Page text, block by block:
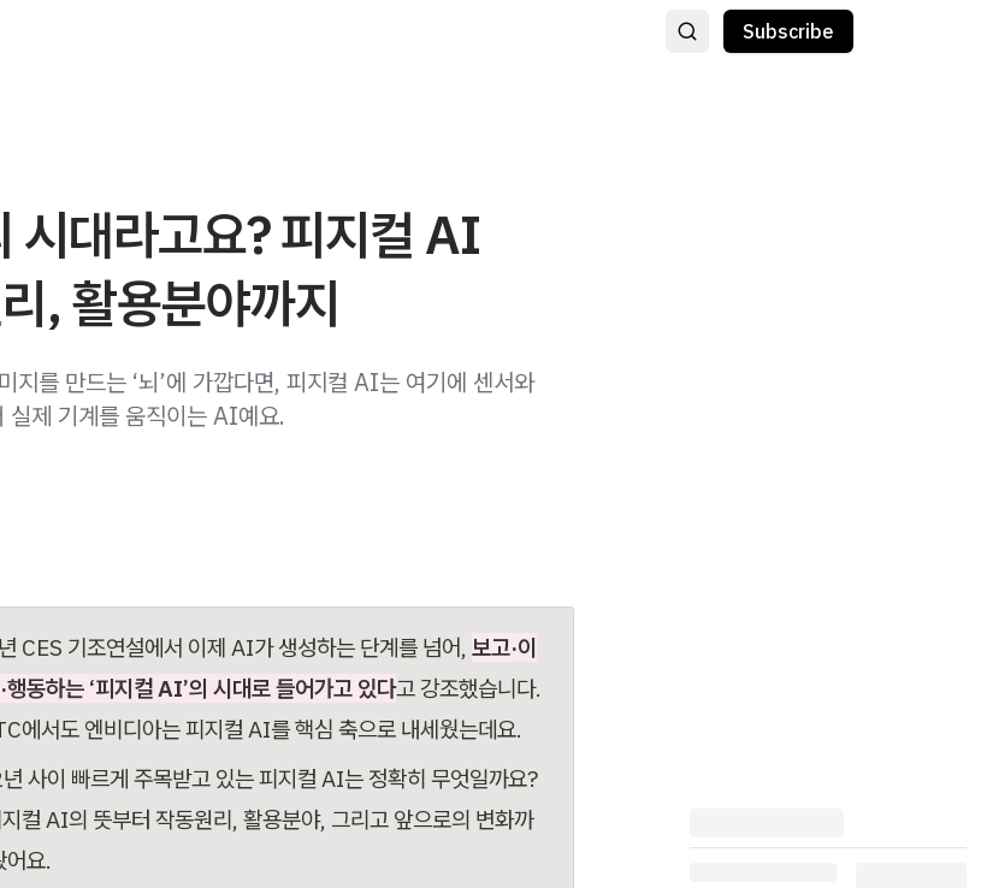
Subscribe
시대라고요? 피지컬 AI
, 활용분야까지
지를 만드는 ‘뇌’에 가깝다면, 피지컬 AI는 여기에 센서와
제 기계를 움직이는 AI예요.
CES 기조연설에서 이제 AI가 생성하는 단계를 넘어, 보고·이
행동하는 ‘피지컬 AI’의 시대로 들어가고 있다고 강조했습니다.
에서도 엔비디아는 피지컬 AI를 핵심 축으로 내세웠는데요.
사이 빠르게 주목받고 있는 피지컬 AI는 정확히 무엇일까요?
컬 AI의 뜻부터 작동원리, 활용분야, 그리고 앞으로의 변화까
어요.